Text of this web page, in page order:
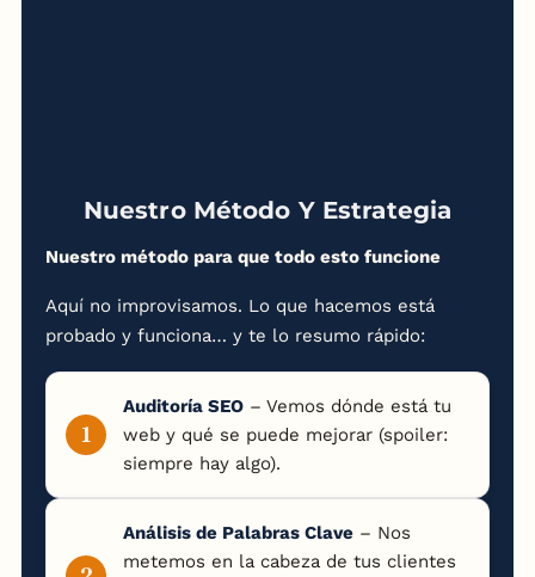
Nuestro Método Y Estrategia
Nuestro método para que todo esto funcione
Aquí no improvisamos. Lo que hacemos está
probado y funciona… y te lo resumo rápido:
Auditoría SEO – Vemos dónde está tu
web y qué se puede mejorar (spoiler:
siempre hay algo).
Análisis de Palabras Clave – Nos
metemos en la cabeza de tus clientes